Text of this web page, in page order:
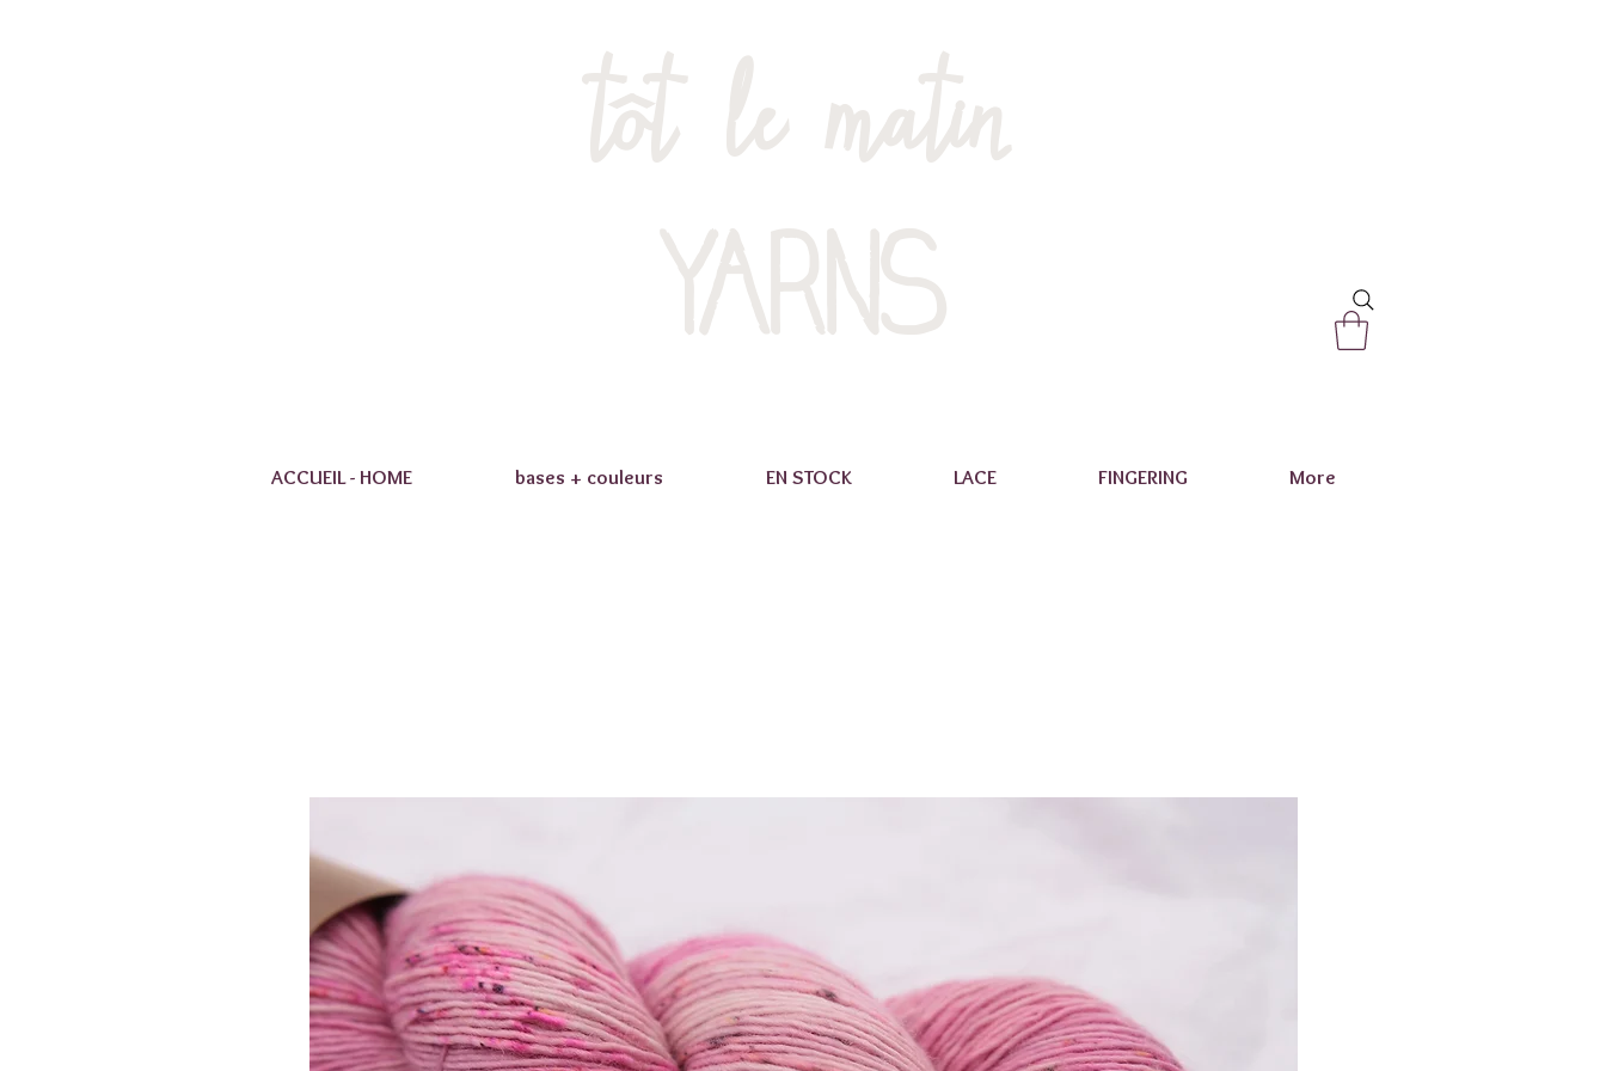
tôt le matin
YARNS
ACCUEIL - HOME bases + couleurs EN STOCK LACE FINGERING More